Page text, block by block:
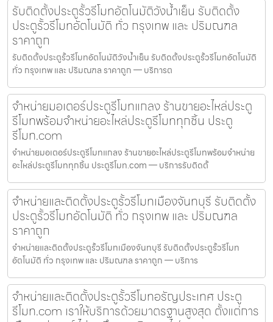
รับติดตั้งประตูรั้วรีโมทอัตโนมัติวังน้ำเย็น รับติดตั้ง
ประตูรั้วรีโมทอัตโนมัติ ทั่ว กรุงเทพ และ ปริมณฑล
ราคาถูก
รับติดตั้งประตูรั้วรีโมทอัตโนมัติวังน้ำเย็น รับติดตั้งประตูรั้วรีโมทอัตโนมัติ
ทั่ว กรุงเทพ และ ปริมณฑล ราคาถูก — บริการต
จำหน่ายมอเตอร์ประตูรีโมทแกลง ร้านขายอะไหล่ประตู
รีโมทพร้อมจำหน่ายอะไหล่ประตูรีโมททุกชิ้น ประตู
รีโมท.com
จำหน่ายมอเตอร์ประตูรีโมทแกลง ร้านขายอะไหล่ประตูรีโมทพร้อมจำหน่าย
อะไหล่ประตูรีโมททุกชิ้น ประตูรีโมท.com — บริการรับติดตั้
จำหน่ายและติดตั้งประตูรั้วรีโมทเมืองจันทบุรี รับติดตั้ง
ประตูรั้วรีโมทอัตโนมัติ ทั่ว กรุงเทพ และ ปริมณฑล
ราคาถูก
จำหน่ายและติดตั้งประตูรั้วรีโมทเมืองจันทบุรี รับติดตั้งประตูรั้วรีโมท
อัตโนมัติ ทั่ว กรุงเทพ และ ปริมณฑล ราคาถูก — บริการ
จำหน่ายและติดตั้งประตูรั้วรีโมทอรัญประเทศ ประตู
รีโมท.com เราให้บริการด้วยมาตรฐานสูงสุด ตั้งแต่การ